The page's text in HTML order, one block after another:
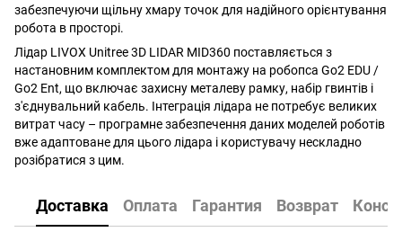
забезпечуючи щільну хмару точок для надійного орієнтування
робота в просторі.
Лідар LIVOX Unitree 3D LIDAR MID360 поставляється з
настановним комплектом для монтажу на робопса Go2 EDU /
Go2 Ent, що включає захисну металеву рамку, набір гвинтів і
з'єднувальний кабель. Інтеграція лідара не потребує великих
витрат часу – програмне забезпечення даних моделей роботів
вже адаптоване для цього лідара і користувачу нескладно
розібратися з цим.
Доставка Оплата Гарантия Возврат